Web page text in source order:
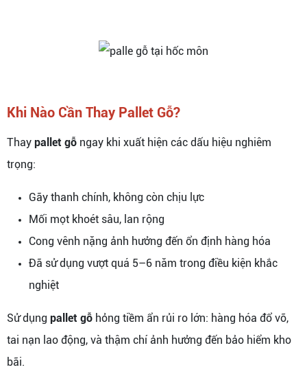
Khi Nào Cần Thay Pallet Gỗ?
Thay pallet gỗ ngay khi xuất hiện các dấu hiệu nghiêm
trọng:
Gãy thanh chính, không còn chịu lực
Mối mọt khoét sâu, lan rộng
Cong vênh nặng ảnh hưởng đến ổn định hàng hóa
Đã sử dụng vượt quá 5–6 năm trong điều kiện khắc
nghiệt
Sử dụng pallet gỗ hỏng tiềm ẩn rủi ro lớn: hàng hóa đổ vỡ,
tai nạn lao động, và thậm chí ảnh hưởng đến bảo hiểm kho
bãi.